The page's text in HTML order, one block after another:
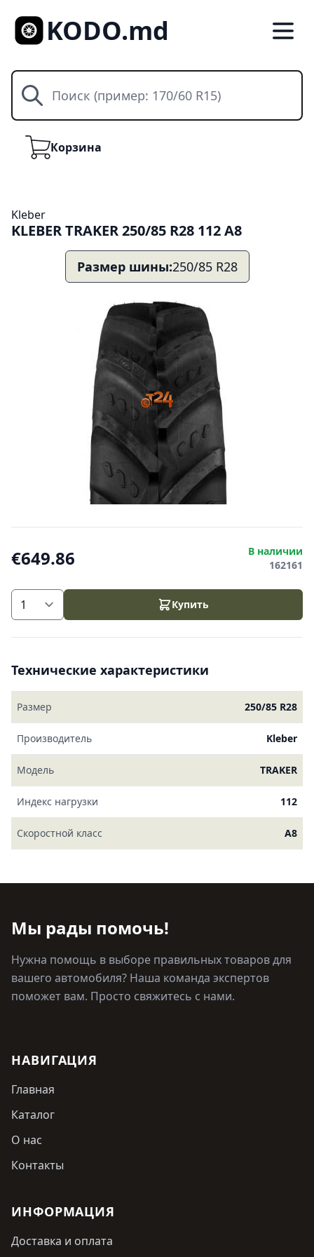
KODO.md
Поиск
КорзинаКорзина
Kleber
KLEBER TRAKER 250/85 R28 112 A8
Размер шины:250/85 R28
€649.86
В наличии
162161
Купить
Технические характеристики
Размер 250/85 R28
Производитель Kleber
Модель TRAKER
Индекс нагрузки 112
Скоростной класс A8
Мы рады помочь!
Нужна помощь в выборе правильных товаров для
вашего автомобиля? Наша команда экспертов
поможет вам. Просто свяжитесь с нами.
НАВИГАЦИЯ
Главная
Каталог
О нас
Контакты
ИНФОРМАЦИЯ
Доставка и оплата